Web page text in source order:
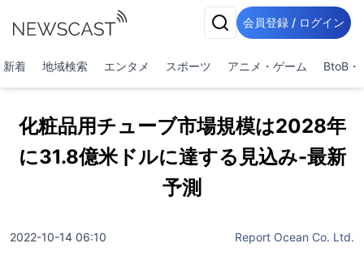
会員登録 / ログイン
新着 地域検索 エンタメ スポーツ アニメ・ゲーム BtoB・
化粧品用チューブ市場規模は2028年
に31.8億米ドルに達する見込み-最新
予測
2022-10-14 06:10 Report Ocean Co. Ltd.